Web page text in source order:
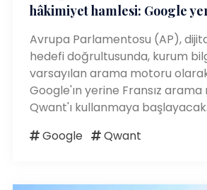
hâkimiyet hamlesi: Google
Avrupa Parlamentosu (AP),
hedefi doğrultusunda, kurum
varsayılan arama motoru
Google'ın yerine Fransız
Qwant'ı kullanmaya başlayacak.
Google
Qwant